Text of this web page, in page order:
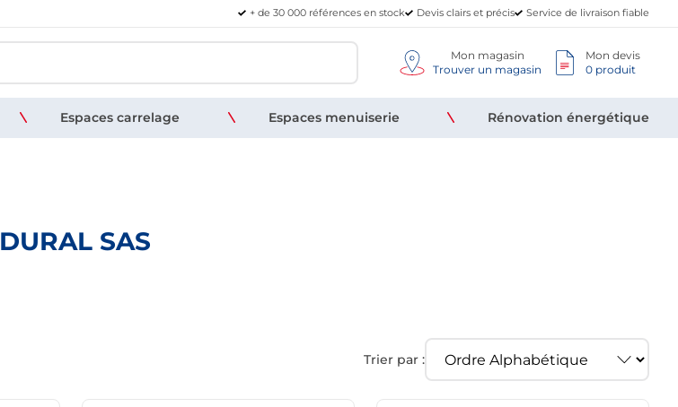
+ de 30 000 références en stock Devis clairs et précis Service de livraison fiable
Mon magasin
Trouver un magasin
Mon devis
0 produit
Espaces carrelage Espaces menuiserie Rénovation énergétique
DURAL SAS
Trier par :